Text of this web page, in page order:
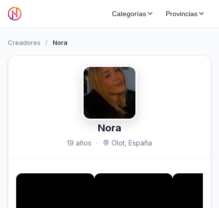
Categorías Provincias
Creadores / Nora
Nora
19 años · Olot, España